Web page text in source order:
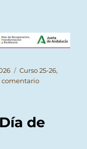
Categorías
Curso 25-26,
comentarioen
Protección
de